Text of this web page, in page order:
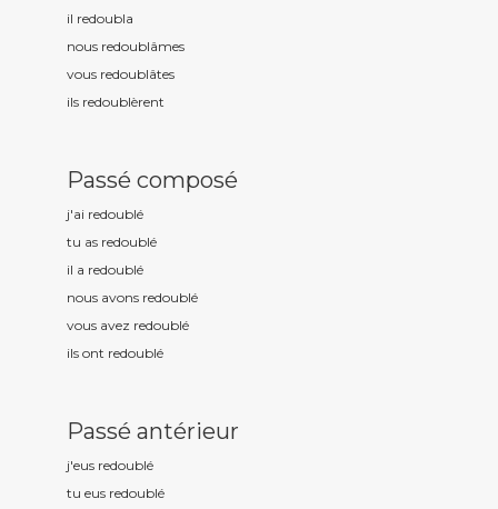
il redoubla
nous redoublâmes
vous redoublâtes
ils redoublèrent
Passé composé
j'ai redoublé
tu as redoublé
il a redoublé
nous avons redoublé
vous avez redoublé
ils ont redoublé
Passé antérieur
j'eus redoublé
tu eus redoublé